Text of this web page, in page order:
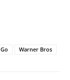
Warner Bros